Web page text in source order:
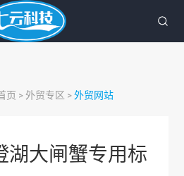
页 > 外贸专区 >外贸网站
湖大闸蟹专用标